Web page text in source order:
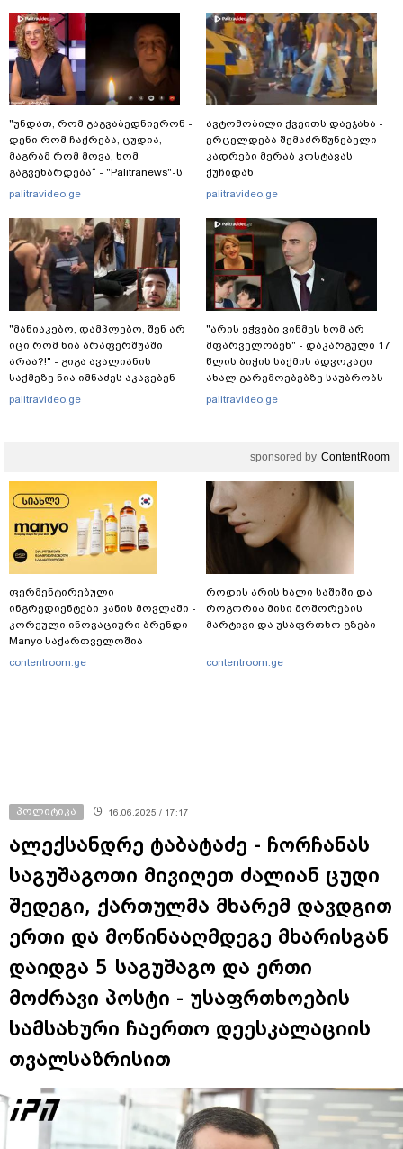
"უნდათ, რომ გაგვაბედნიერონ -
დენი რომ ჩაქრება, ცუდია,
მაგრამ რომ მოვა, ხომ
გაგვეხარდება“ - "Palitranews"-ს
პირდეპირ ეთერში გია
ჩაერთო
palitravideo.ge
"მანიაკებო, დამპლებო, შენ არ
იცი რომ ნია არაფერშუაში
არაა?!" - გიგა ავალიანის
საქმეზე ნია იმნაძეს აკავებენ
palitravideo.ge
ავტომობილი ქვეითს დაეჯახა -
ვრცელდება შემაძრწუნებელი
კადრები მერაბ კოსტავას
ქუჩიდან
palitravideo.ge
"არის ეჭვები ვინმეს ხომ არ
მფარველობენ" - დაკარგული 17
წლის ბიჭის საქმის ადვოკატი
ახალ გარემოებებზე საუბრობს
palitravideo.ge
sponsored by ContentRoom
ფერმენტირებული
ინგრედიენტები კანის მოვლაში -
კორეული ინოვაციური ბრენდი
Manyo საქართველოშია
contentroom.ge
როდის არის ხალი საშიში და
როგორია მისი მოშორების
მარტივი და უსაფრთხო გზები
contentroom.ge
პოლიტიკა 16.06.2025 / 17:17
ალექსანდრე ტაბატაძე - ჩორჩანას
საგუშაგოთი მივიღეთ ძალიან ცუდი
შედეგი, ქართულმა მხარემ დავდგით
ერთი და მოწინააღმდეგე მხარისგან
დაიდგა 5 საგუშაგო და ერთი
მოძრავი პოსტი - უსაფრთხოების
სამსახური ჩაერთო დეესკალაციის
თვალსაზრისით